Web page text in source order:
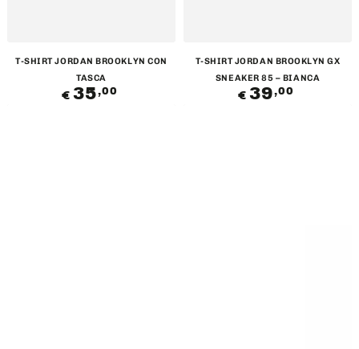
T-SHIRT JORDAN BROOKLYN CON
TASCA
Prezzo
regolare
€ 35,00
T-SHIRT JORDAN BROOKLYN GX
SNEAKER 85 – BIANCA
Prezzo
regolare
€ 39,00